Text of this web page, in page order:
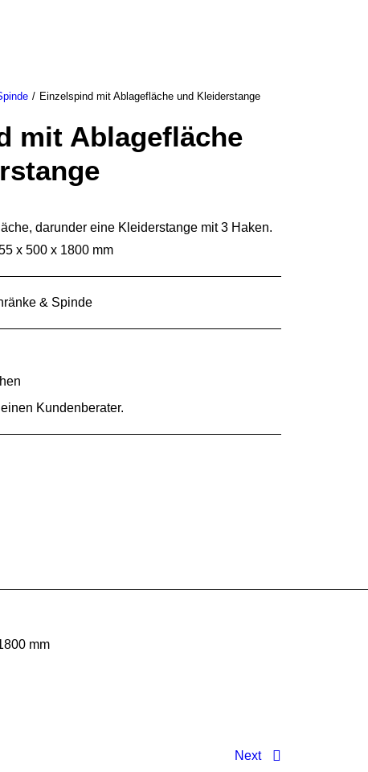
Einzelspind mit Ablagefläche und Kleiderstange
mit Ablagefläche
darunder eine Kleiderstange mit 3 Haken.
x 500 x 1800 mm
& Spinde
Kundenberater.
mm
Next